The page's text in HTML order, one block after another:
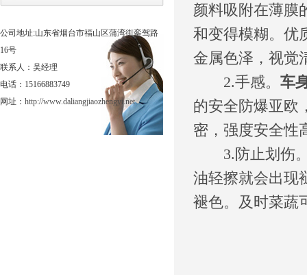
公司地址:山东省烟台市福山区蒲湾街銮驾路
16号
联系人：吴经理
电话：15166883749
网址： http://www.daliangjiaozhengyi.net
颜料吸附在薄膜
和变得模糊。优
金属色泽，视觉
2.手感。 车
的安全防爆亚欧
密，强度安全性
3.防止划伤
油轻擦就会出现
褪色。及时菜蔬